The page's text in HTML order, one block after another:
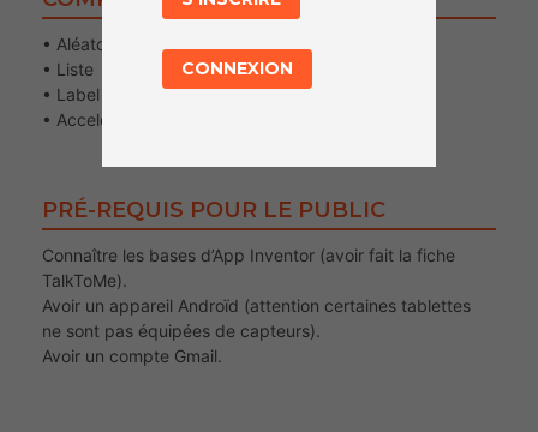
• Aléatoire
• Liste
• Label
• AccelerometerSensor
PRÉ-REQUIS POUR LE PUBLIC
Connaître les bases d’App Inventor (avoir fait la fiche
TalkToMe).
Avoir un appareil Androïd (attention certaines tablettes
ne sont pas équipées de capteurs).
Avoir un compte Gmail.
CONNEXION